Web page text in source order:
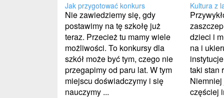
Jak przygotować konkurs
Nie zawiedziemy się, gdy
postawimy na tę szkołę już
teraz. Przecież tu mamy wiele
możliwości. To konkursy dla
szkół może być tym, czego nie
przegapimy od paru lat. W tym
miejscu doświadczymy i się
nauczymy ...
Kultura z
dzieci i
na i
taki stan
częściej